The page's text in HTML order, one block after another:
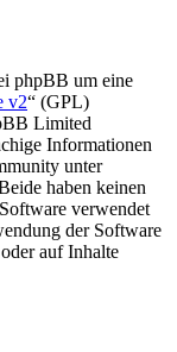
phpBB um eine
v2“ (GPL)
Limited
Informationen
unter
haben keinen
verwendet
der Software
auf Inhalte